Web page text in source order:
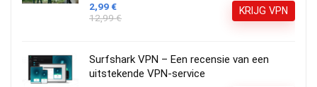
2,99 €
12,99 €
KRIJG VPN
Surfshark VPN – Een recensie van een
uitstekende VPN-service